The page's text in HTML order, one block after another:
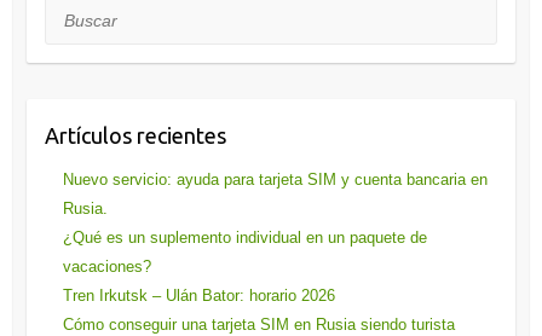
Buscar
Artículos recientes
Nuevo servicio: ayuda para tarjeta SIM y cuenta bancaria en
Rusia.
¿Qué es un suplemento individual en un paquete de
vacaciones?
Tren Irkutsk – Ulán Bator: horario 2026
Cómo conseguir una tarjeta SIM en Rusia siendo turista